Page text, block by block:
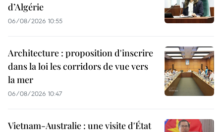
d’Algérie
06/08/2026 10:55
Architecture : proposition d'inscrire
dans la loi les corridors de vue vers
la mer
06/08/2026 10:47
Vietnam-Australie : une visite d'État